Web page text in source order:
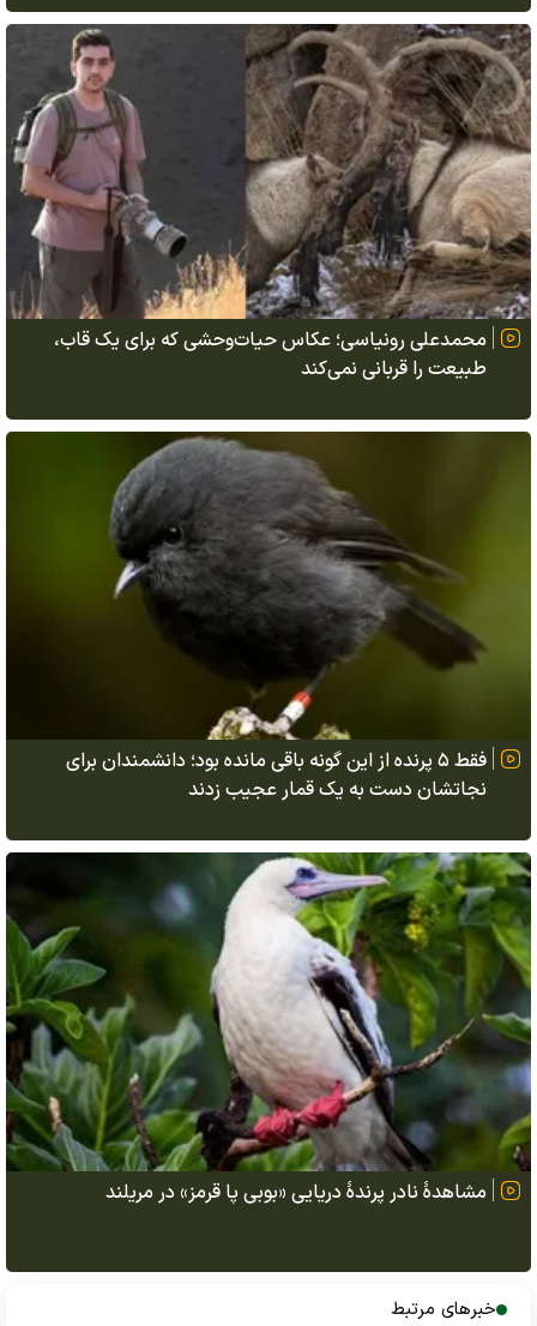
محمدعلی رونیاسی؛ عکاس حیات‌وحشی که برای یک قاب،
طبیعت را قربانی نمی‌کند
فقط ۵ پرنده از این گونه باقی مانده بود؛ دانشمندان برای
نجاتشان دست به یک قمار عجیب زدند
مشاهدهٔ نادر پرندهٔ دریایی «بوبی پا قرمز» در مریلند
خبرهای مرتبط